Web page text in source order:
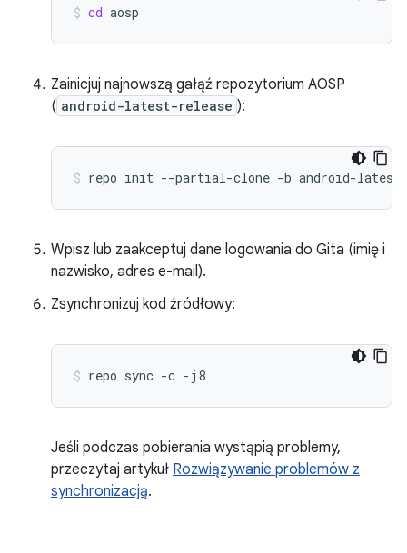
cd aosp
Zainicjuj najnowszą gałąź repozytorium AOSP
( android-latest-release ):
repo init --partial-clone -b android-
Wpisz lub zaakceptuj dane logowania do Gita (imię i
nazwisko, adres e-mail).
Zsynchronizuj kod źródłowy:
repo sync -c -j8
Jeśli podczas pobierania wystąpią problemy,
przeczytaj artykuł Rozwiązywanie problemów z
synchronizacją.